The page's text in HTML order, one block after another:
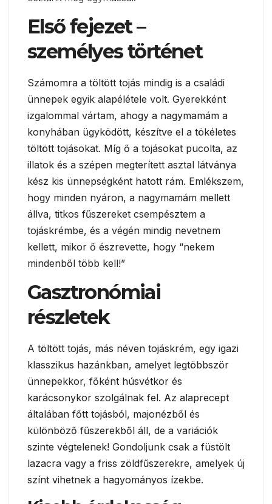
Első fejezet –
személyes történet
Számomra a töltött tojás mindig is a családi
ünnepek egyik alapélétele volt. Gyerekként
izgalommal vártam, ahogy a nagymamám a
konyhában ügyködött, készítve el a tökéletes
töltött tojásokat. Míg ő a tojásokat pucolta, az
illatok és a szépen megterített asztal látványa
kész kis ünnepségként hatott rám. Emlékszem,
hogy minden nyáron, a nagymamám mellett
állva, titkos fűszereket csempésztem a
tojáskrémbe, és a végén mindig nevetnem
kellett, mikor ő észrevette, hogy “nekem
mindenből több kell!”
Gasztronómiai
részletek
A töltött tojás, más néven tojáskrém, egy igazi
klasszikus hazánkban, amelyet legtöbbször
ünnepekkor, főként húsvétkor és
karácsonykor szolgálnak fel. Az alaprecept
általában főtt tojásból, majonézből és
különböző fűszerekből áll, de a variációk
szinte végtelenek! Gondoljunk csak a füstölt
lazacra vagy a friss zöldfűszerekre, amelyek új
színt vihetnek a hagyományos ízekbe.